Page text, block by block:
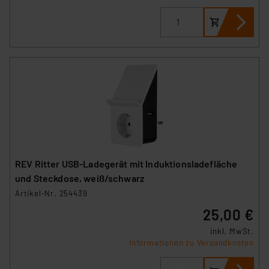
Cookies nach Zweck und Anbieter ist durch Klick auf
den Button „Ablehnen oder Einstellungen“ abrufbar. Sie
können die Verwendung nicht notwendiger Cookies
erteilte Zustimmung können Sie jederzeit unter dem
Link „Cookie Einstellungen“ anpassen oder widerrufen.
Die Rechtmäßigkeit der Speicherung, Abrufung und
Analyse bis zum Zeitpunkt des Widerrufs bleibt hiervon
unberührt. Ihre Browser-Einstellungen können dazu
gespeichert werden und dieses Banner erneut
angezeigt wird.
„Einige Drittanbieter verarbeiten personenbezogene
Daten in den USA. Ihre Einwilligung zur Einbindung von
Cookies dieser Drittanbieter umfasst daher ggf. auch
die Verarbeitung Ihrer Daten in den USA gemäß Art. 49
REV Ritter USB-Ladegerät mit Induktionsladefläche
und Steckdose, weiß/schwarz
Artikel-Nr. 254439
25,00 €
inkl. MwSt.
Informationen zu Versandkosten